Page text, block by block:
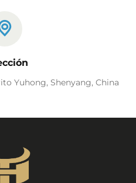
Yuhong, Shenyang, China